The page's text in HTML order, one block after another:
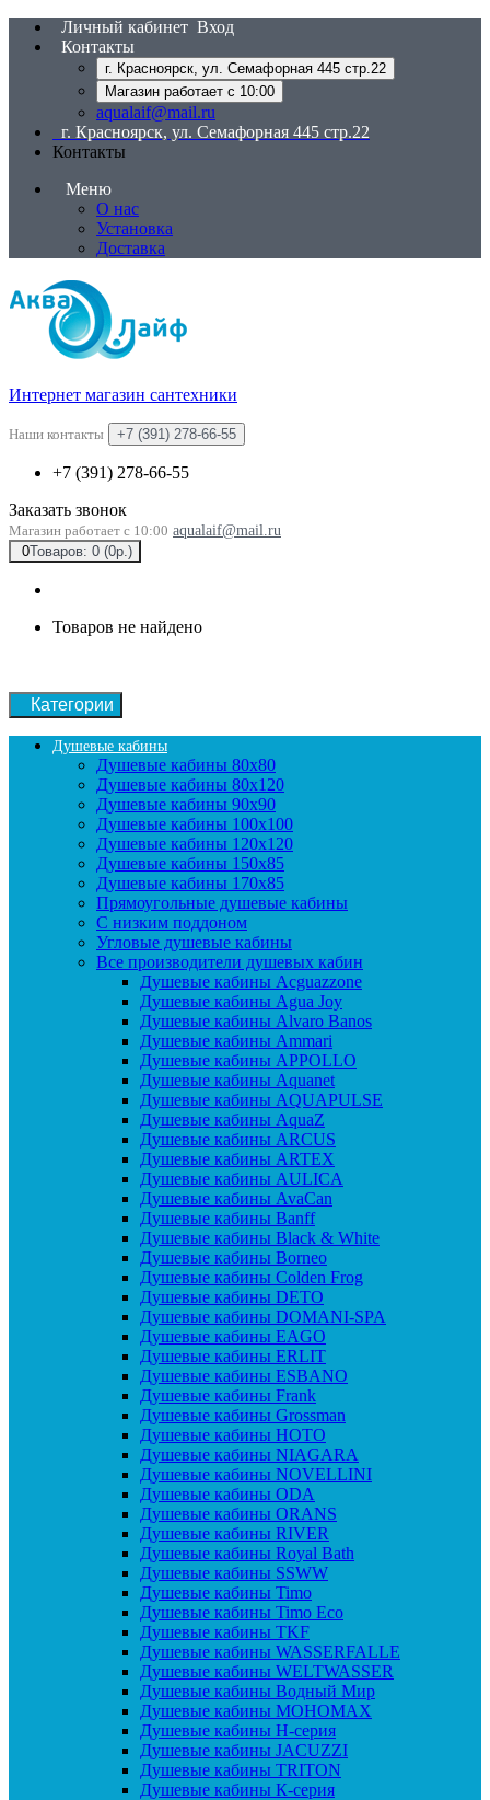
Личный кабинет Вход
Контакты
г. Красноярск, ул. Семафорная 445 стр.22
Магазин работает с 10:00
aqualaif@mail.ru
г. Красноярск, ул. Семафорная 445 стр.22
Контакты
Меню
О нас
Установка
Доставка
Интернет магазин сантехники
Наши контакты +7 (391) 278-66-55
+7 (391) 278-66-55
Заказать звонок
Магазин работает с 10:00 aqualaif@mail.ru
0Товаров: 0 (0р.)
Товаров не найдено
Категории
Душевые кабины
Душевые кабины 80x80
Душевые кабины 80x120
Душевые кабины 90х90
Душевые кабины 100x100
Душевые кабины 120x120
Душевые кабины 150x85
Душевые кабины 170x85
Прямоугольные душевые кабины
С низким поддоном
Угловые душевые кабины
Все производители душевых кабин
Душевые кабины Acguazzone
Душевые кабины Agua Joy
Душевые кабины Alvaro Banos
Душевые кабины Ammari
Душевые кабины APPOLLO
Душевые кабины Aquanet
Душевые кабины AQUAPULSE
Душевые кабины AquaZ
Душевые кабины ARCUS
Душевые кабины ARTEX
Душевые кабины AULICA
Душевые кабины AvaCan
Душевые кабины Banff
Душевые кабины Black & White
Душевые кабины Borneo
Душевые кабины Colden Frog
Душевые кабины DETO
Душевые кабины DOMANI-SPA
Душевые кабины EAGO
Душевые кабины ERLIT
Душевые кабины ESBANO
Душевые кабины Frank
Душевые кабины Grossman
Душевые кабины HOTO
Душевые кабины NIAGARA
Душевые кабины NOVELLINI
Душевые кабины ODA
Душевые кабины ORANS
Душевые кабины RIVER
Душевые кабины Royal Bath
Душевые кабины SSWW
Душевые кабины Timo
Душевые кабины Timo Eco
Душевые кабины TKF
Душевые кабины WASSERFALLE
Душевые кабины WELTWASSER
Душевые кабины Водный Мир
Душевые кабины МОНОМАХ
Душевые кабины H-серия
Душевые кабины JACUZZI
Душевые кабины TRITON
Душевые кабины К-серия